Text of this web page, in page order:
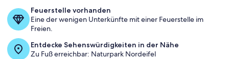
Feuerstelle vorhanden
Eine der wenigen Unterkünfte mit einer Feuerstelle im
Freien.
Entdecke Sehenswürdigkeiten in der Nähe
Zu Fuß erreichbar: Naturpark Nordeifel